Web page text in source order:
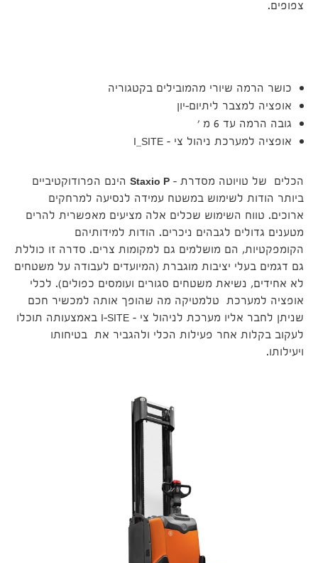
צפופים.
כושר הרמה שיורי מהמובילים בקטגוריה
אופציה למצבר ליתיום-יון
גובה הרמה עד 6 מ '
אופציה למערכת ניהול צי – I_SITE
הכלים של טויוטה מסדרת – Staxio P הינם הפרודוקטיביים
ביותר הודות לשימוש במשטח עמידה לנסיעה למרחקים
ארוכים. טווח השימוש שכלים אלה מציעים מאפשרית להרים
מטענים גדולים לגבהים ניכרים. הודות למידותיהם
הקומפקטיות, הם מושלמים גם למקומות צרים. סדרה זו כוללת
גם דגמים בעלי יציבות מוגברת (המיועדים לעבודה על משטחים
לא אחידים, נשיאת משטחים סגורים ועומסים כפולים). לכלי
אופציה למערכת טלמטיקה מה שהופך אותה למכשיר חכם
שניתן לחבר אליו מערכת לניהול צי – I-SITE באמצעותה תוכלו
לעקוב בקלות אחר פעילות הכלי ולהגביר את בטיחותו
ויעילותו.